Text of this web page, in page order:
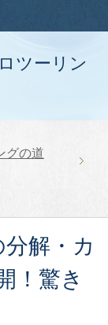
ツーリン
グの道
解・カ
！驚き